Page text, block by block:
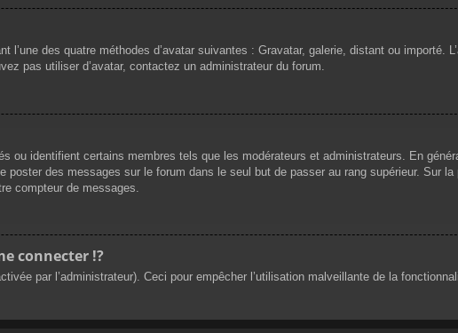
des quatre méthodes d’avatar suivantes : Gravatar, galerie, distant ou importé.
pas utiliser d’avatar, contactez un administrateur du forum.
ou identifient certains membres tels que les modérateurs et administrateurs. En
poster des messages sur le forum dans le seul but de passer au rang supérieur. Sur
compteur de messages.
connecter !?
par l’administrateur). Ceci pour empêcher l’utilisation malveillante de la